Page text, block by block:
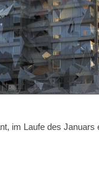
im Laufe des